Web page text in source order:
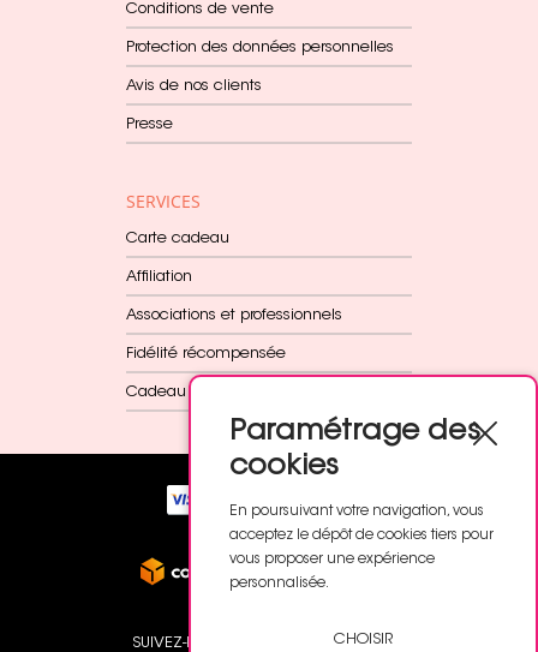
Conditions de vente
Protection des données personnelles
Avis de nos clients
Presse
SERVICES
Carte cadeau
Affiliation
Associations et professionnels
Fidélité récompensée
Cadeau dès 60€
SUIVEZ-NOUS
Paramétrage des
cookies
En poursuivant votre navigation, vous
acceptez le dépôt de cookies tiers pour
vous proposer une expérience
personnalisée.
CHOISIR